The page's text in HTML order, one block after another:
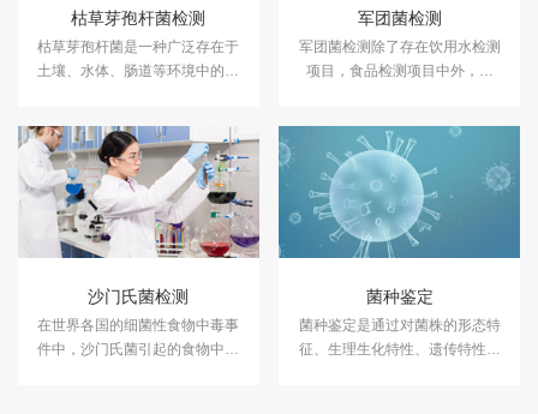
枯草芽孢杆菌检测
枯草芽孢杆菌是一种广泛存在于
土壤、水体、肠道等环境中的益
要的应用前景。中科检测开展枯
草芽孢杆菌检测。
军团菌检测
军团菌检测除了存在饮用水检测
项目，食品检测项目中外，空
调系统、冷热水循环系统、冷凝
脱水盘、空气加湿器等都要进行
定期菌落检测及鉴定。中科检测
开展军团菌检测服务，具备
CMA、CNAS资质认证。
沙门氏菌检测
在世界各国的细菌性食物中毒事
件中，沙门氏菌引起的食物中毒
菌种鉴定
菌种鉴定是通过对菌株的形态特
征、生理生化特性、遗传特性等